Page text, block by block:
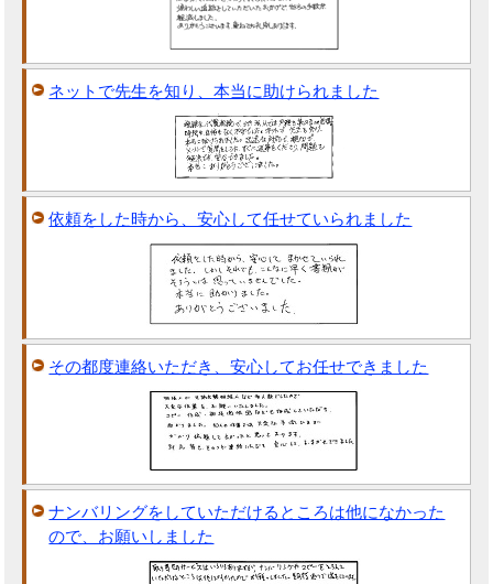
ネットで先生を知り、本当に助けられました
依頼をした時から、安心して任せていられました
その都度連絡いただき、安心してお任せできました
ナンバリングをしていただけるところは他になかった
ので、お願いしました